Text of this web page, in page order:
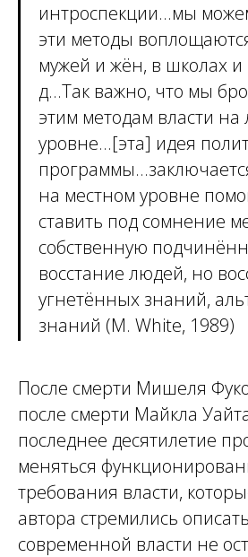
интроспекции...мы
эти методы
мужей и жён, в школах и
д...Так важно, что мы
этим методам власти на
уровне...[эта] идея
на местном уровне
ставить под сомнение
собственную
восстание людей, но
угнетённых знаний,
знаний (M. White, 1989)
После смерти Мишеля
после смерти Майкла
последнее десятилетие
меняться
требования власти,
автора стремились
современной власти не